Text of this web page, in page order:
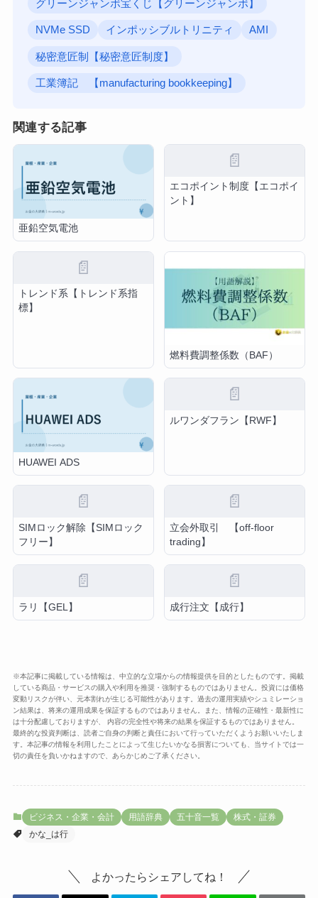
グリーンジャンボ宝くじ【グリーンジャンボ】
NVMe SSD インポッシブルトリニティ AMI
秘密意匠制【秘密意匠制度】
工業簿記 【manufacturing bookkeeping】
関連する記事
亜鉛空気電池
📄
エコポイント制度【エコポイ
ント】
📄
トレンド系【トレンド系指
標】
燃料費調整係数（BAF）
HUAWEI ADS
📄
ルワンダフラン【RWF】
📄
SIMロック解除【SIMロック
フリー】
📄
立会外取引 【off-floor
trading】
📄
ラリ【GEL】
📄
成行注文【成行】
※本記事に掲載している情報は、中立的な立場からの情報提供を目的としたものです。掲載
している商品・サービスの購入や利用を推奨・強制するものではありません。投資には価格
変動リスクが伴い、元本割れが生じる可能性があります。過去の運用実績やシュミレーショ
ン結果は、将来の運用成果を保証するものではありません。また、情報の正確性・最新性に
は十分配慮しておりますが、 内容の完全性や将来の結果を保証するものではありません。
最終的な投資判断は、読者ご自身の判断と責任において行っていただくようお願いいたしま
す。本記事の情報を利用したことによって生じたいかなる損害についても、当サイトでは一
切の責任を負いかねますので、あらかじめご了承ください。
ビジネス・企業・会計 用語辞典 五十音一覧
株式・証券
かな_は行
よかったらシェアしてね！